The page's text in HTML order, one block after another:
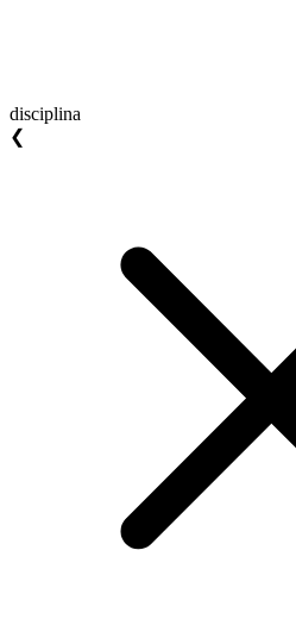
disciplina
❮